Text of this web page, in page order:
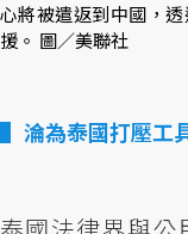
心將被遣返到中國，
援。 圖／美聯社
淪為泰國打壓工